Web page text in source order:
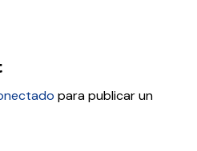
para publicar un